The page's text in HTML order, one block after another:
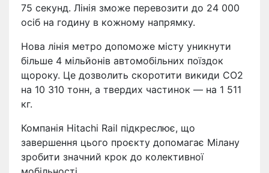
75 секунд. Лінія зможе перевозити до 24 000
осіб на годину в кожному напрямку.
Нова лінія метро допоможе місту уникнути
більше 4 мільйонів автомобільних поїздок
щороку. Це дозволить скоротити викиди CO2
на 10 310 тонн, а твердих частинок — на 1 511
кг.
Компанія Hitachi Rail підкреслює, що
завершення цього проєкту допомагає Мілану
зробити значний крок до колективної